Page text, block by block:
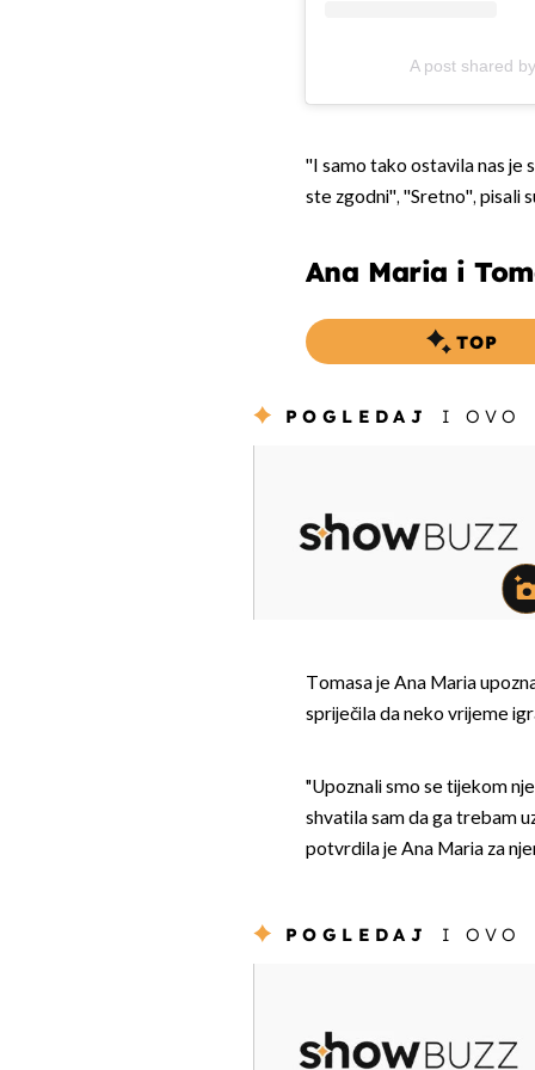
A post shared
''I samo tako ostavila nas je
ste zgodni'', ''Sretno'', pisali
Ana Maria i
TOP
POGLEDAJ I OVO
Tomasa je Ana Maria
spriječila da neko vrijeme
"Upoznali smo se tijekom
shvatila sam da ga trebam
potvrdila je Ana Maria za
POGLEDAJ I OVO